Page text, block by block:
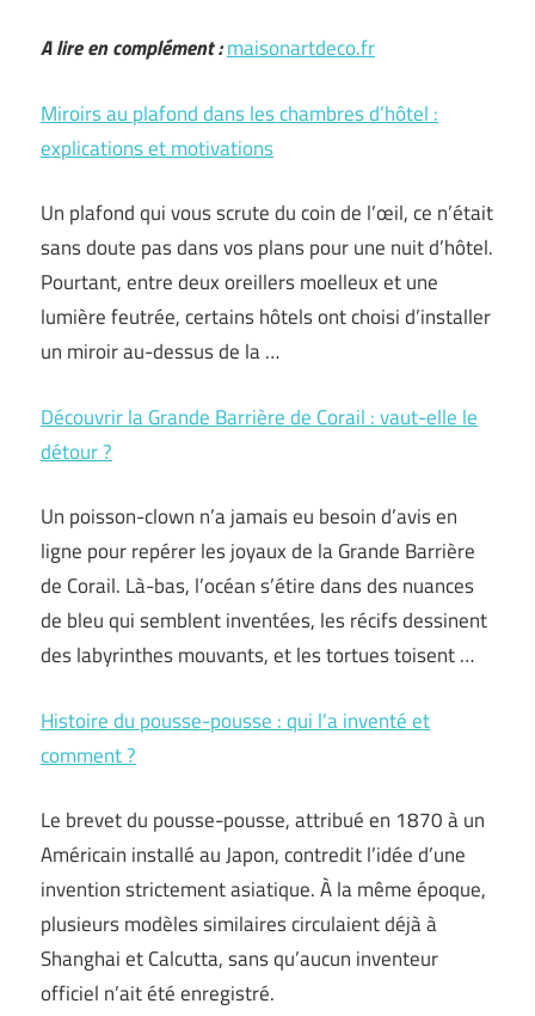
A lire en complément :maisonartdeco.fr
Miroirs au plafond dans les chambres d’hôtel :
explications et motivations
Un plafond qui vous scrute du coin de l’œil, ce n’était
sans doute pas dans vos plans pour une nuit d’hôtel.
Pourtant, entre deux oreillers moelleux et une
lumière feutrée, certains hôtels ont choisi d’installer
un miroir au-dessus de la …
Découvrir la Grande Barrière de Corail : vaut-elle le
détour ?
Un poisson-clown n’a jamais eu besoin d’avis en
ligne pour repérer les joyaux de la Grande Barrière
de Corail. Là-bas, l’océan s’étire dans des nuances
de bleu qui semblent inventées, les récifs dessinent
des labyrinthes mouvants, et les tortues toisent …
Histoire du pousse-pousse : qui l’a inventé et
comment ?
Le brevet du pousse-pousse, attribué en 1870 à un
Américain installé au Japon, contredit l’idée d’une
invention strictement asiatique. À la même époque,
plusieurs modèles similaires circulaient déjà à
Shanghai et Calcutta, sans qu’aucun inventeur
officiel n’ait été enregistré.